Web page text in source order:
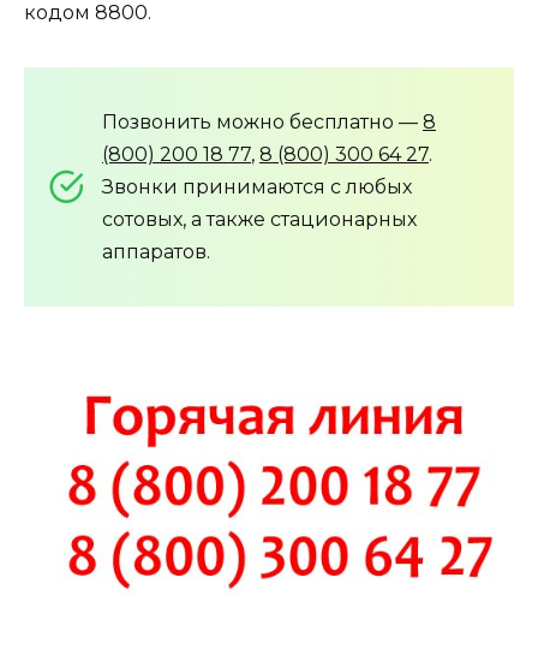
кодом 8800.
Позвонить можно бесплатно — 8
(800) 200 18 77, 8 (800) 300 64 27.
Звонки принимаются с любых
сотовых, а также стационарных
аппаратов.